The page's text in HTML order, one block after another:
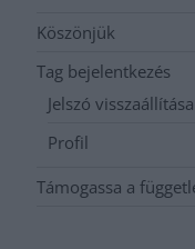
Köszönjük
Tag bejelentkezés
Jelszó visszaállítása
Profil
Támogassa a